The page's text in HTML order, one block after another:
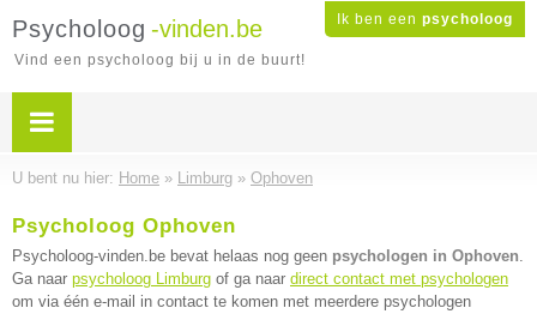
Ik ben een psycholoog
Psycholoog -vinden.be
Vind een psycholoog bij u in de buurt!
U bent nu hier: Home » Limburg » Ophoven
Psycholoog Ophoven
Psycholoog-vinden.be bevat helaas nog geen psychologen in Ophoven.
Ga naar psycholoog Limburg of ga naar direct contact met psychologen
om via één e-mail in contact te komen met meerdere psychologen